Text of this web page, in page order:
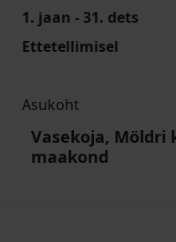
1. jaan - 31. dets
Ettetellimisel
Asukoht
Vasekoja, Möldri
maakond